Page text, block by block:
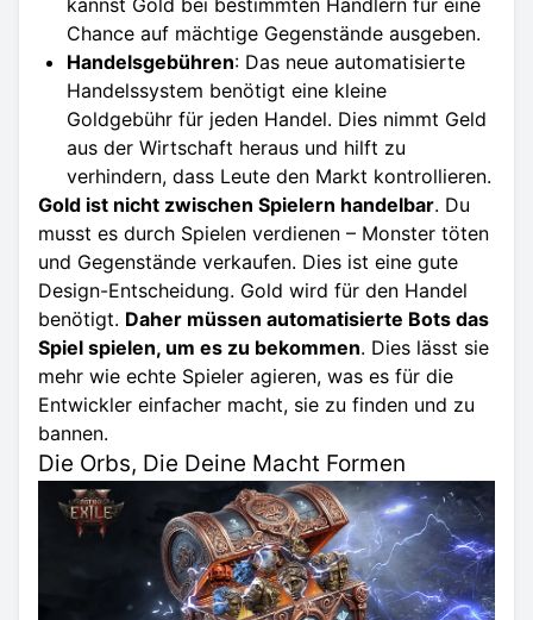
Chance auf mächtige Gegenstände ausgeben.
Handelsgebühren: Das neue automatisierte
Handelssystem benötigt eine kleine
Goldgebühr für jeden Handel. Dies nimmt Geld
aus der Wirtschaft heraus und hilft zu
verhindern, dass Leute den Markt kontrollieren.
Gold ist nicht zwischen Spielern handelbar. Du
musst es durch Spielen verdienen – Monster töten
und Gegenstände verkaufen. Dies ist eine gute
Design-Entscheidung. Gold wird für den Handel
benötigt. Daher müssen automatisierte Bots das
Spiel spielen, um es zu bekommen. Dies lässt sie
mehr wie echte Spieler agieren, was es für die
Entwickler einfacher macht, sie zu finden und zu
bannen.
Die Orbs, Die Deine Macht Formen